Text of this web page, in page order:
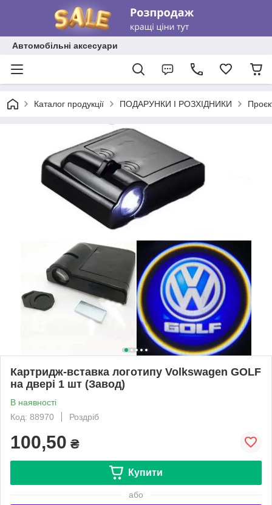
Автомобільні аксесуари
Каталог продукції ПОДАРУНКИ І РОЗХІДНИКИ
Картридж-вставка логотипу Volkswagen GOLF
на двері 1 шт (Завод)
В наявності
Код: 88970
Роздріб
100,50 ₴
Купити
або